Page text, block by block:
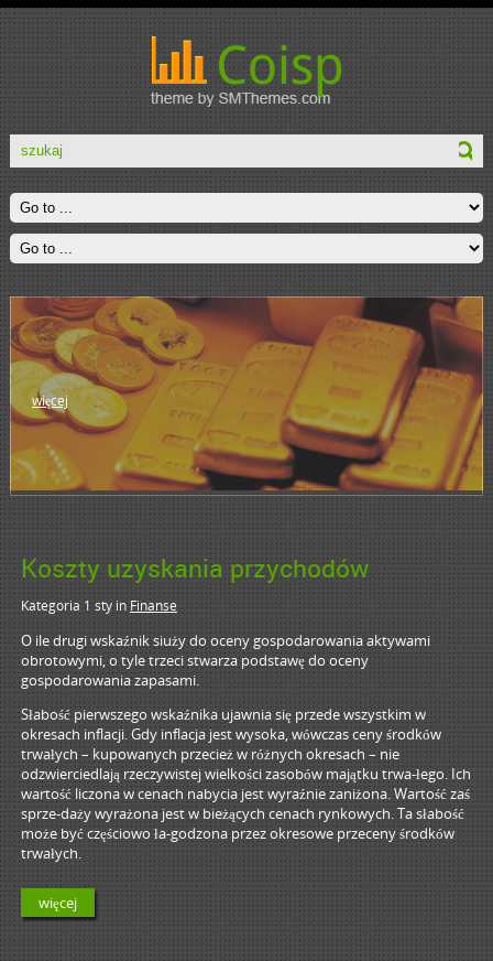
więcej
Koszty uzyskania przychodów
Kategoria 1 styinFinanse
O ile drugi wskaźnik siuży do oceny gospodarowania aktywami
obrotowymi, o tyle trzeci stwarza podstawę do oceny
gospodarowania zapasami.
Słabość pierwszego wskaźnika ujawnia się przede wszystkim w
okresach inflacji. Gdy inflacja jest wysoka, wówczas ceny środków
trwałych – kupowanych przecież w różnych okresach – nie
odzwierciedlają rzeczywistej wielkości zasobów majątku trwa-łego. Ich
wartość liczona w cenach nabycia jest wyraźnie zaniżona. Wartość zaś
sprze-daży wyrażona jest w bieżących cenach rynkowych. Ta słabość
może być częściowo ła-godzona przez okresowe przeceny środków
trwałych.
więcej